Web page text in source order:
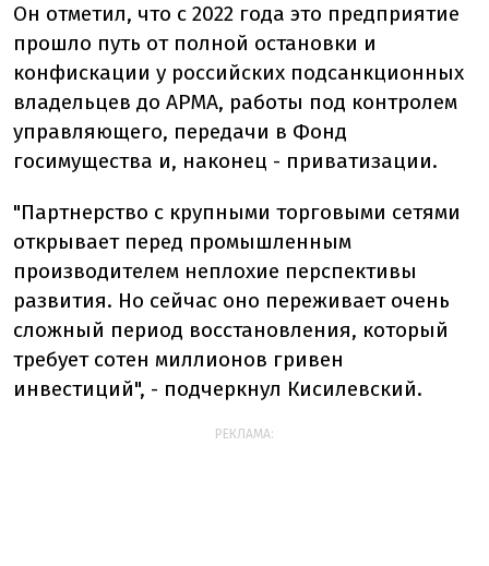
Он отметил, что с 2022 года это предприятие
прошло путь от полной остановки и
конфискации у российских подсанкционных
владельцев до АРМА, работы под контролем
управляющего, передачи в Фонд
госимущества и, наконец - приватизации.
"Партнерство с крупными торговыми сетями
открывает перед промышленным
производителем неплохие перспективы
развития. Но сейчас оно переживает очень
сложный период восстановления, который
требует сотен миллионов гривен
инвестиций", - подчеркнул Кисилевский.
РЕКЛАМА: